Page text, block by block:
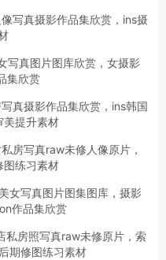
写真摄影作品集欣赏，ins摄
写真图片图库欣赏，女摄影
集欣赏
真摄影作品集欣赏，ins韩国
提升素材
房写真raw未修人像原片，
图练习素材
女写真图片图集图库，摄影
作品集欣赏
私房照写真raw未修原片，索
期修图练习素材